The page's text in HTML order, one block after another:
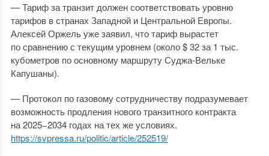
— Тариф за транзит должен соответствовать уровню
тарифов в странах Западной и Центральной Европы.
Алексей Оржель уже заявил, что тариф вырастет
по сравнению с текущим уровнем (около $ 32 за 1 тыс.
кубометров по основному маршруту Суджа-Вельке
Капушаны).
— Протокол по газовому сотрудничеству подразумевает
возможность продления нового транзитного контракта
на 2025−2034 годах на тех же условиях.
https://svpressa.ru/politic/article/252519/